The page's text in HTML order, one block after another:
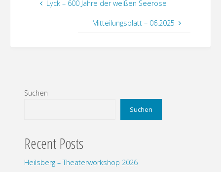
Lyck – 600 Jahre der weißen Seerose
Mitteilungsblatt – 06.2025
Suchen
Suchen
Recent Posts
Heilsberg – Theaterworkshop 2026